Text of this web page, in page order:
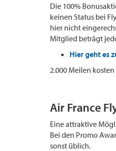
Die 100%
keinen Status bei
hier nicht
Mitglied beträgt
Hier geht es
2.000 Meilen
Air France
Eine attraktive
Bei den Promo
sonst üblich.